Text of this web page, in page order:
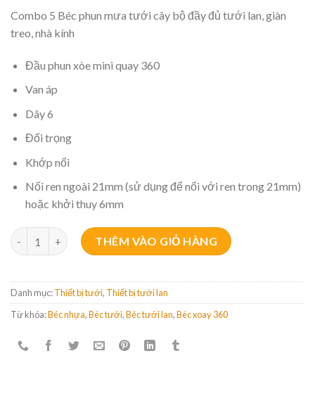
Combo 5 Béc phun mưa tưới cây bộ đầy đủ tưới lan, giàn
treo, nhà kính
Đầu phun xòe mini quay 360
Van áp
Dây 6
Đối trọng
Khớp nối
Nối ren ngoài 21mm (sử dụng để nối với ren trong 21mm)
hoặc khởi thuy 6mm
Bộ 5 Béc Phun Mưa Tưới Cây Tưới Lan số lượng
THÊM VÀO GIỎ HÀNG
Danh mục:Thiết bị tưới, Thiết bị tưới lan
Từ khóa:Béc nhựa,Béc tưới,Béc tưới lan,Béc xoay 360